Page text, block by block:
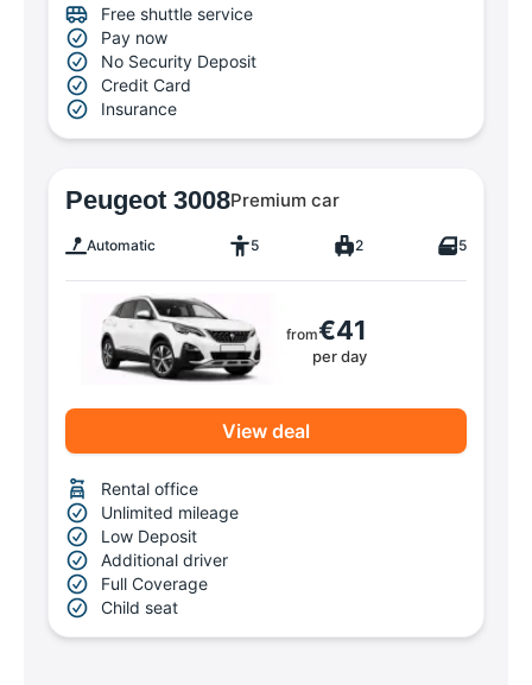
Free shuttle service
Pay now
No Security Deposit
Credit Card
Insurance
Peugeot 3008Premium car
Automatic 5 2 5
from€41
per day
View deal
Rental office
Unlimited mileage
Low Deposit
Additional driver
Full Coverage
Child seat